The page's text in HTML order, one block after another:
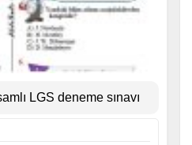
LGS deneme sınavı